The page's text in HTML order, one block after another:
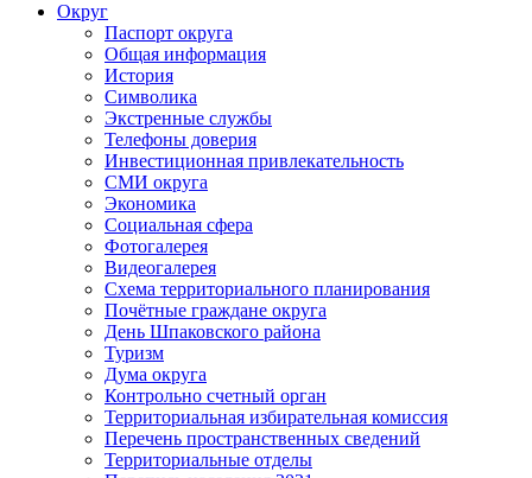
Округ
Паспорт округа
Общая информация
История
Символика
Экстренные службы
Телефоны доверия
Инвестиционная привлекательность
СМИ округа
Экономика
Социальная сфера
Фотогалерея
Видеогалерея
Схема территориального планирования
Почётные граждане округа
День Шпаковского района
Туризм
Дума округа
Контрольно счетный орган
Территориальная избирательная комиссия
Перечень пространственных сведений
Территориальные отделы